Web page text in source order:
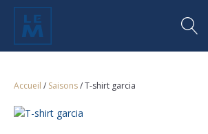
Accueil / Saisons/ T-shirt garcia